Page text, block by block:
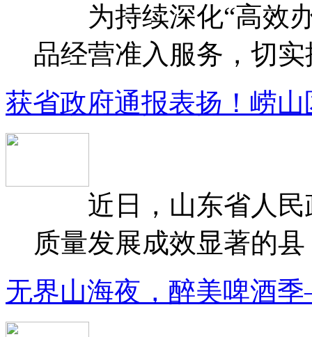
为持续深化“高效办
品经营准入服务，切
获省政府通报表扬！崂
近日，山东省人民
质量发展成效显著的
无界山海夜，醉美啤酒